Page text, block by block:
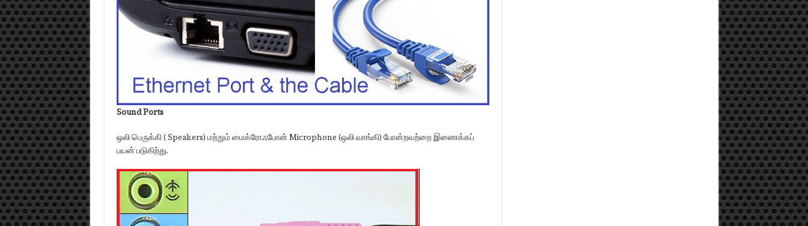
Sound Ports
ஒலி பெருக்கி ( Speakers) மற்றும் மைக்ரோஃபோன் Microphone (ஒலி வாங்கி) போன்றவற்றை இணைக்கப்
பயன் படுகிற்து.